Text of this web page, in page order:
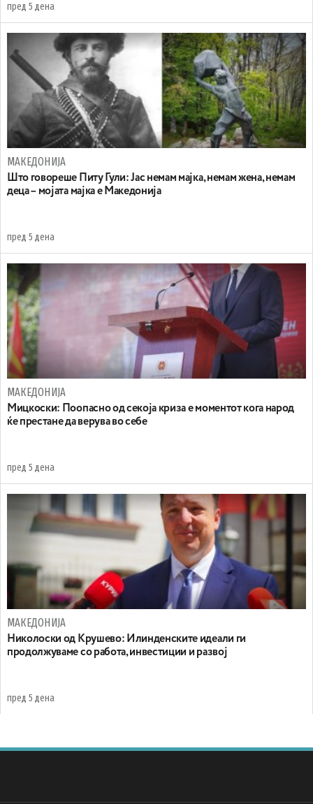
пред 5 дена
МАКЕДОНИЈА
Што говореше Питу Гули: Јас немам мајка, немам жена, немам
деца – мојата мајка е Македонија
пред 5 дена
МАКЕДОНИЈА
Мицкоски: Поопасно од секоја криза е моментот кога народ
ќе престане да верува во себе
пред 5 дена
МАКЕДОНИЈА
Николоски од Крушево: Илинденските идеали ги
продолжуваме со работа, инвестиции и развој
пред 5 дена